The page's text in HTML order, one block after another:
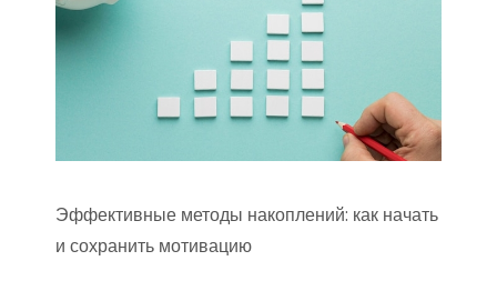
Эффективные методы накоплений: как начать
и сохранить мотивацию